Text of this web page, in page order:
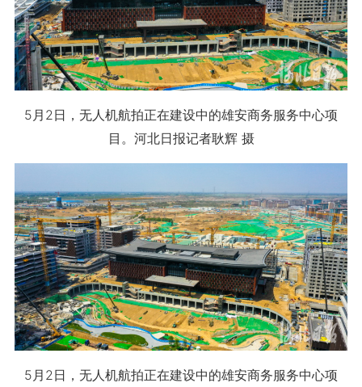
5月2日，无人机航拍正在建设中的雄安商务服务中心项
目。河北日报记者耿辉 摄
5月2日，无人机航拍正在建设中的雄安商务服务中心项